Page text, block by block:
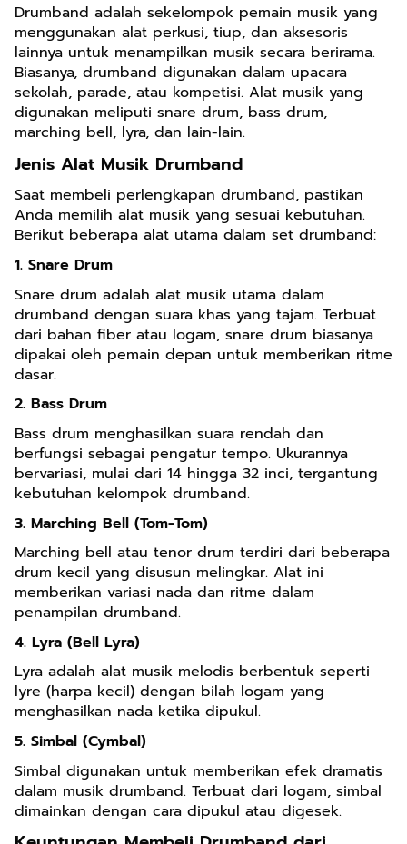
Drumband adalah sekelompok pemain musik yang
menggunakan alat perkusi, tiup, dan aksesoris
lainnya untuk menampilkan musik secara berirama.
Biasanya, drumband digunakan dalam upacara
sekolah, parade, atau kompetisi. Alat musik yang
digunakan meliputi snare drum, bass drum,
marching bell, lyra, dan lain-lain.
Jenis Alat Musik Drumband
Saat membeli perlengkapan drumband, pastikan
Anda memilih alat musik yang sesuai kebutuhan.
Berikut beberapa alat utama dalam set drumband:
1. Snare Drum
Snare drum adalah alat musik utama dalam
drumband dengan suara khas yang tajam. Terbuat
dari bahan fiber atau logam, snare drum biasanya
dipakai oleh pemain depan untuk memberikan ritme
dasar.
2. Bass Drum
Bass drum menghasilkan suara rendah dan
berfungsi sebagai pengatur tempo. Ukurannya
bervariasi, mulai dari 14 hingga 32 inci, tergantung
kebutuhan kelompok drumband.
3. Marching Bell (Tom-Tom)
Marching bell atau tenor drum terdiri dari beberapa
drum kecil yang disusun melingkar. Alat ini
memberikan variasi nada dan ritme dalam
penampilan drumband.
4. Lyra (Bell Lyra)
Lyra adalah alat musik melodis berbentuk seperti
lyre (harpa kecil) dengan bilah logam yang
menghasilkan nada ketika dipukul.
5. Simbal (Cymbal)
Simbal digunakan untuk memberikan efek dramatis
dalam musik drumband. Terbuat dari logam, simbal
dimainkan dengan cara dipukul atau digesek.